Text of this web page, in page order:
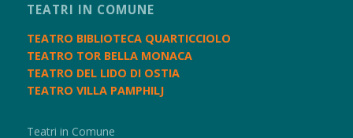
TEATRI IN COMUNE
TEATRO BIBLIOTECA QUARTICCIOLO
TEATRO TOR BELLA MONACA
TEATRO DEL LIDO DI OSTIA
TEATRO VILLA PAMPHILJ
Teatri in Comune